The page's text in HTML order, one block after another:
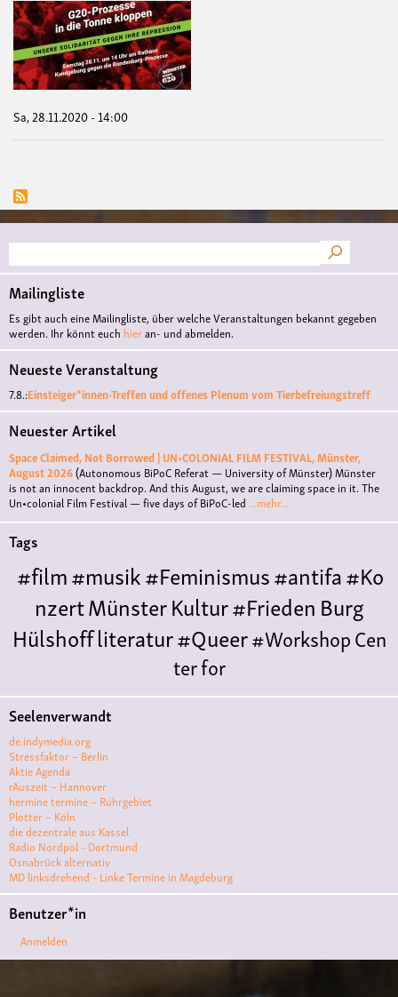
Sa, 28.11.2020 - 14:00
Suche
Mailingliste
Es gibt auch eine Mailingliste, über welche Veranstaltungen bekannt gegeben
werden. Ihr könnt euch hieran- und abmelden.
Neueste Veranstaltung
7.8.:Einsteiger*innen-Treffen und offenes Plenum vom Tierbefreiungstreff
Neuester Artikel
Space Claimed, Not Borrowed | UN•COLONIAL FILM FESTIVAL, Münster,
August 2026(Autonomous BiPoC Referat — University of Münster)Münster
is not an innocent backdrop. And this August, we are claiming space in it. The
Un•colonial Film Festival — five days of BiPoC-led ...mehr...
Tags
#film#musik#Feminismus#antifa#Ko
nzertMünsterKultur#FriedenBurg
Hülshoffliteratur#Queer#WorkshopCen
ter for
LiteraturePolyamoriePolytreff#liveKonzert
Polyamorietreff
Monogamie
ismuskunst
VKqueer#Demo
ve#film #kino #filmwerkstatt
#filmclub#Münster#BLACKBOXpunk#kino
#menschenrechte
#filmwerkstatttmünster
Seelenverwandt
de.indymedia.org
Stressfaktor – Berlin
Aktie Agenda
rAuszeit – Hannover
hermine termine – Ruhrgebiet
Plotter – Köln
die dezentrale aus Kassel
Radio Nordpol - Dortmund
Osnabrück alternativ
MD linksdrehend - Linke Termine in Magdeburg
Benutzer*in
Anmelden